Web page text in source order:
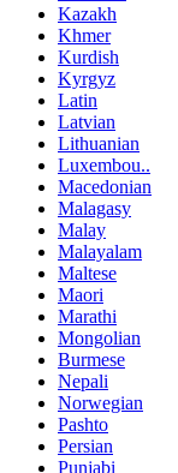
Kazakh
Khmer
Kurdish
Kyrgyz
Latin
Latvian
Lithuanian
Luxembou..
Macedonian
Malagasy
Malay
Malayalam
Maltese
Maori
Marathi
Mongolian
Burmese
Nepali
Norwegian
Pashto
Persian
Punjabi